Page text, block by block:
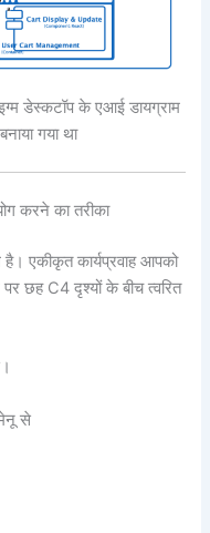
डेस्कटॉप के एआई डायग्राम
गया था
करने का तरीका
एकीकृत कार्यप्रवाह आपको
छह C4 दृश्यों के बीच त्वरित
से